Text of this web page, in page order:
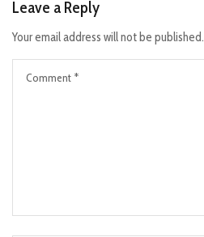
Leave a Reply
Your email address will not be published.